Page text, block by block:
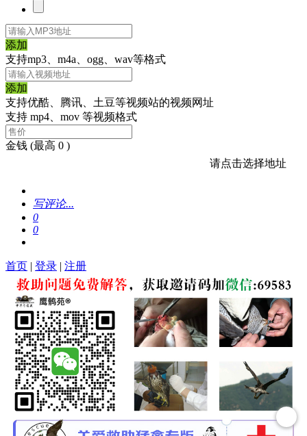
添加
支持mp3、m4a、ogg、wav等格式
添加
支持优酷、腾讯、土豆等视频站的视频网址
支持 mp4、mov 等视频格式
金钱 (最高 0 )
请点击选择地址
写评论...
0
0
首页 | 登录 | 注册